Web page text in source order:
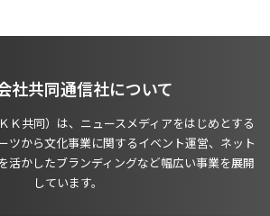
社共同通信社について
Ｋ共同）は、ニュースメディアをはじめとする
ツから文化事業に関するイベント運営、ネット
活かしたブランディングなど幅広い事業を展開
しています。